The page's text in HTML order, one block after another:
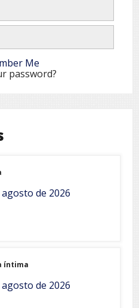
Me
password?
agosto de 2026
íntima
agosto de 2026